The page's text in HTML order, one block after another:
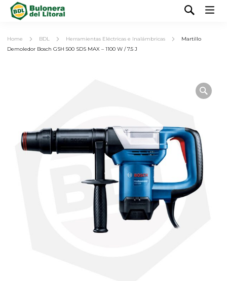
Home BDL Herramientas Eléctricas e Inalámbricas
Martillo
Demoledor Bosch GSH 500 SDS MAX – 1100 W / 7.5 J